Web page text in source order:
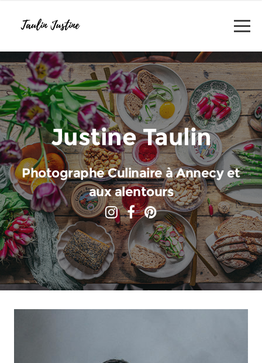
Justine Taulin
Photographe Culinaire à Annecy et
aux alentours